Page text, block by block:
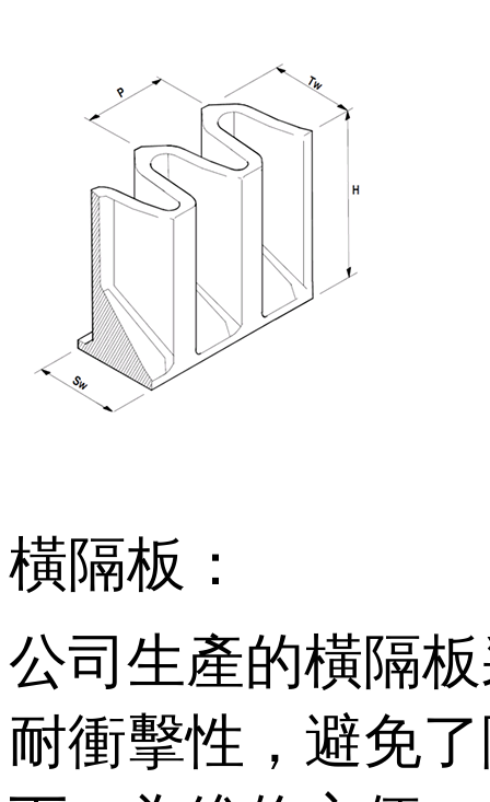
橫隔板：
公司生產的橫隔板
耐衝擊性，避